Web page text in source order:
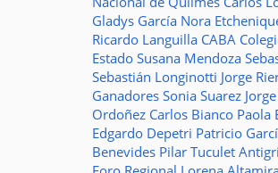
Gladys García Nora
Ricardo Languilla CABA
Estado Susana Mendoza
Sebastián Longinotti Jorge
Ganadores Sonia Suarez
Ordoñez Carlos Bianco Paola
Edgardo Depetri Patricio
Benevides Pilar Tuculet